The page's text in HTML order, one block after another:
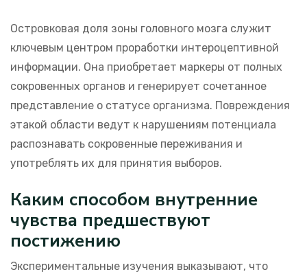
Островковая доля зоны головного мозга служит
ключевым центром проработки интероцептивной
информации. Она приобретает маркеры от полных
сокровенных органов и генерирует сочетанное
представление о статусе организма. Повреждения
этакой области ведут к нарушениям потенциала
распознавать сокровенные переживания и
употреблять их для принятия выборов.
Каким способом внутренние
чувства предшествуют
постижению
Экспериментальные изучения выказывают, что